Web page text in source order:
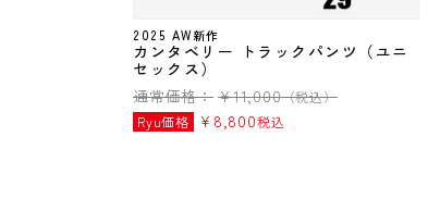
2025 AW新作
カンタベリー トラックパンツ（ユニ
セックス）
通常価格： ¥11,000（税込）
Ryu価格
¥ 8,800税込